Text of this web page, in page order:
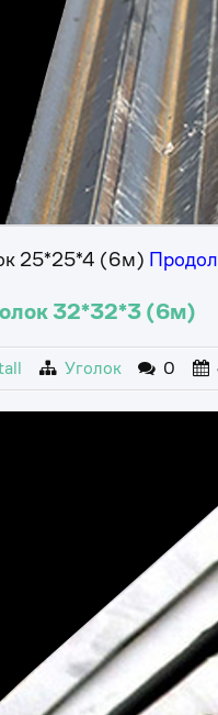
25*25*4 (6м)
32*32*3 (6м)
Уголок 0